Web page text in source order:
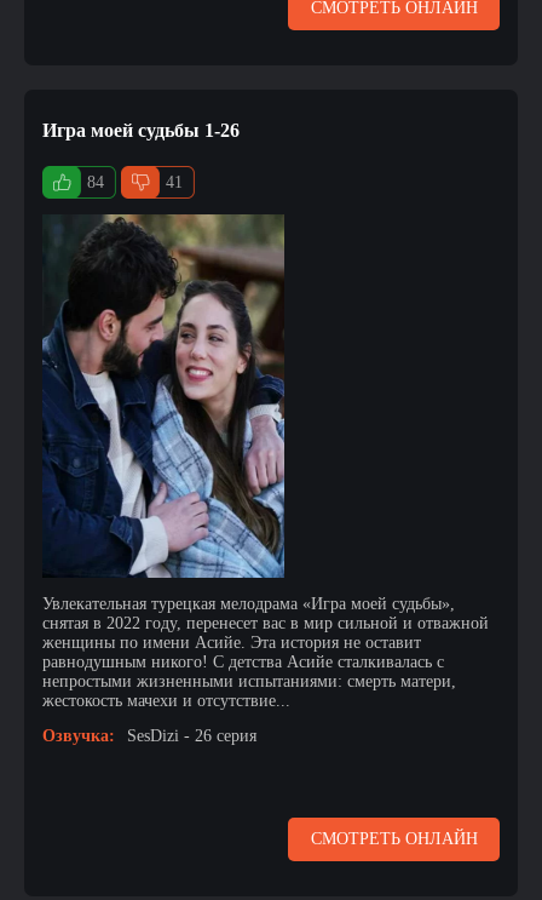
СМОТРЕТЬ ОНЛАЙН
Игра моей судьбы 1-26
84 41
Увлекательная турецкая мелодрама «Игра моей судьбы»,
снятая в 2022 году, перенесет вас в мир сильной и отважной
женщины по имени Асийе. Эта история не оставит
равнодушным никого! С детства Асийе сталкивалась с
непростыми жизненными испытаниями: смерть матери,
жестокость мачехи и отсутствие...
Озвучка:
SesDizi - 26 серия
СМОТРЕТЬ ОНЛАЙН